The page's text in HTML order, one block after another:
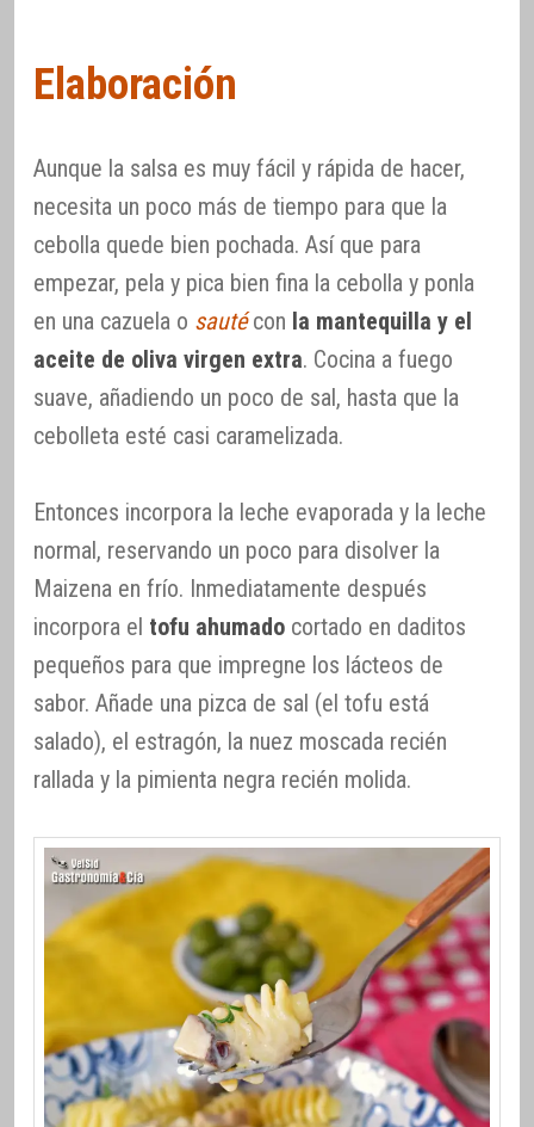
Elaboración
Aunque la salsa es muy fácil y rápida de hacer,
necesita un poco más de tiempo para que la
cebolla quede bien pochada. Así que para
empezar, pela y pica bien fina la cebolla y ponla
en una cazuela o sautécon la mantequilla y el
aceite de oliva virgen extra. Cocina a fuego
suave, añadiendo un poco de sal, hasta que la
cebolleta esté casi caramelizada.
Entonces incorpora la leche evaporada y la leche
normal, reservando un poco para disolver la
Maizena en frío. Inmediatamente después
incorpora el tofu ahumado cortado en daditos
pequeños para que impregne los lácteos de
sabor. Añade una pizca de sal (el tofu está
salado), el estragón, la nuez moscada recién
rallada y la pimienta negra recién molida.